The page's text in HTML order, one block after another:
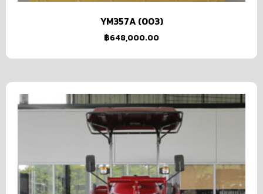
YM357A (003)
฿648,000.00